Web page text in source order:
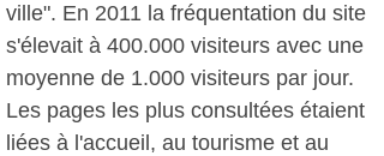
ville". En 2011 la fréquentation du site
s'élevait à 400.000 visiteurs avec une
moyenne de 1.000 visiteurs par jour.
Les pages les plus consultées étaient
liées à l'accueil, au tourisme et au